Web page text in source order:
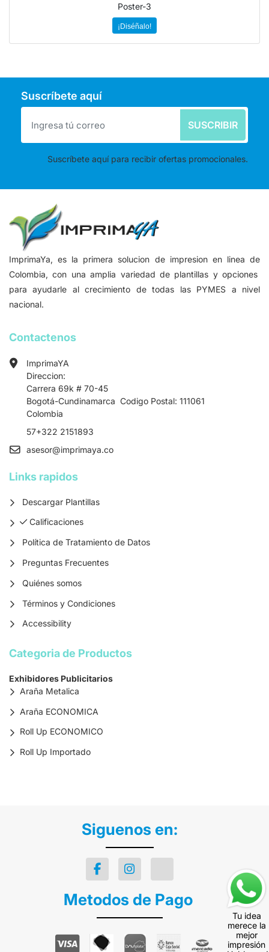
Poster-3
¡Diséñalo!
Suscríbete aquí
SUSCRIBIR
Suscríbete aquí para recibir ofertas promocionales.
ImprimaYa, es la primera solucion de impresion en linea de
Colombia, con una amplia variedad de plantillas y opciones
para ayudarle al crecimiento de todas las PYMES a nivel
nacional.
Contactenos
ImprimaYA
Direccion:
Carrera 69k # 70-45
Bogotá-Cundinamarca Codigo Postal: 111061
Colombia
57+322 2151893
asesor@imprimaya.co
Links rapidos
Descargar Plantillas
Calificaciones
Calificaciones
Política de Tratamiento de Datos
Preguntas Frecuentes
Quiénes somos
Términos y Condiciones
Accessibility
Categoria de Productos
Exhibidores Publicitarios
Araña Metalica
Araña ECONOMICA
Roll Up ECONOMICO
Roll Up Importado
Siguenos en:
Metodos de Pago
Tu idea
merece la
mejor
impresión